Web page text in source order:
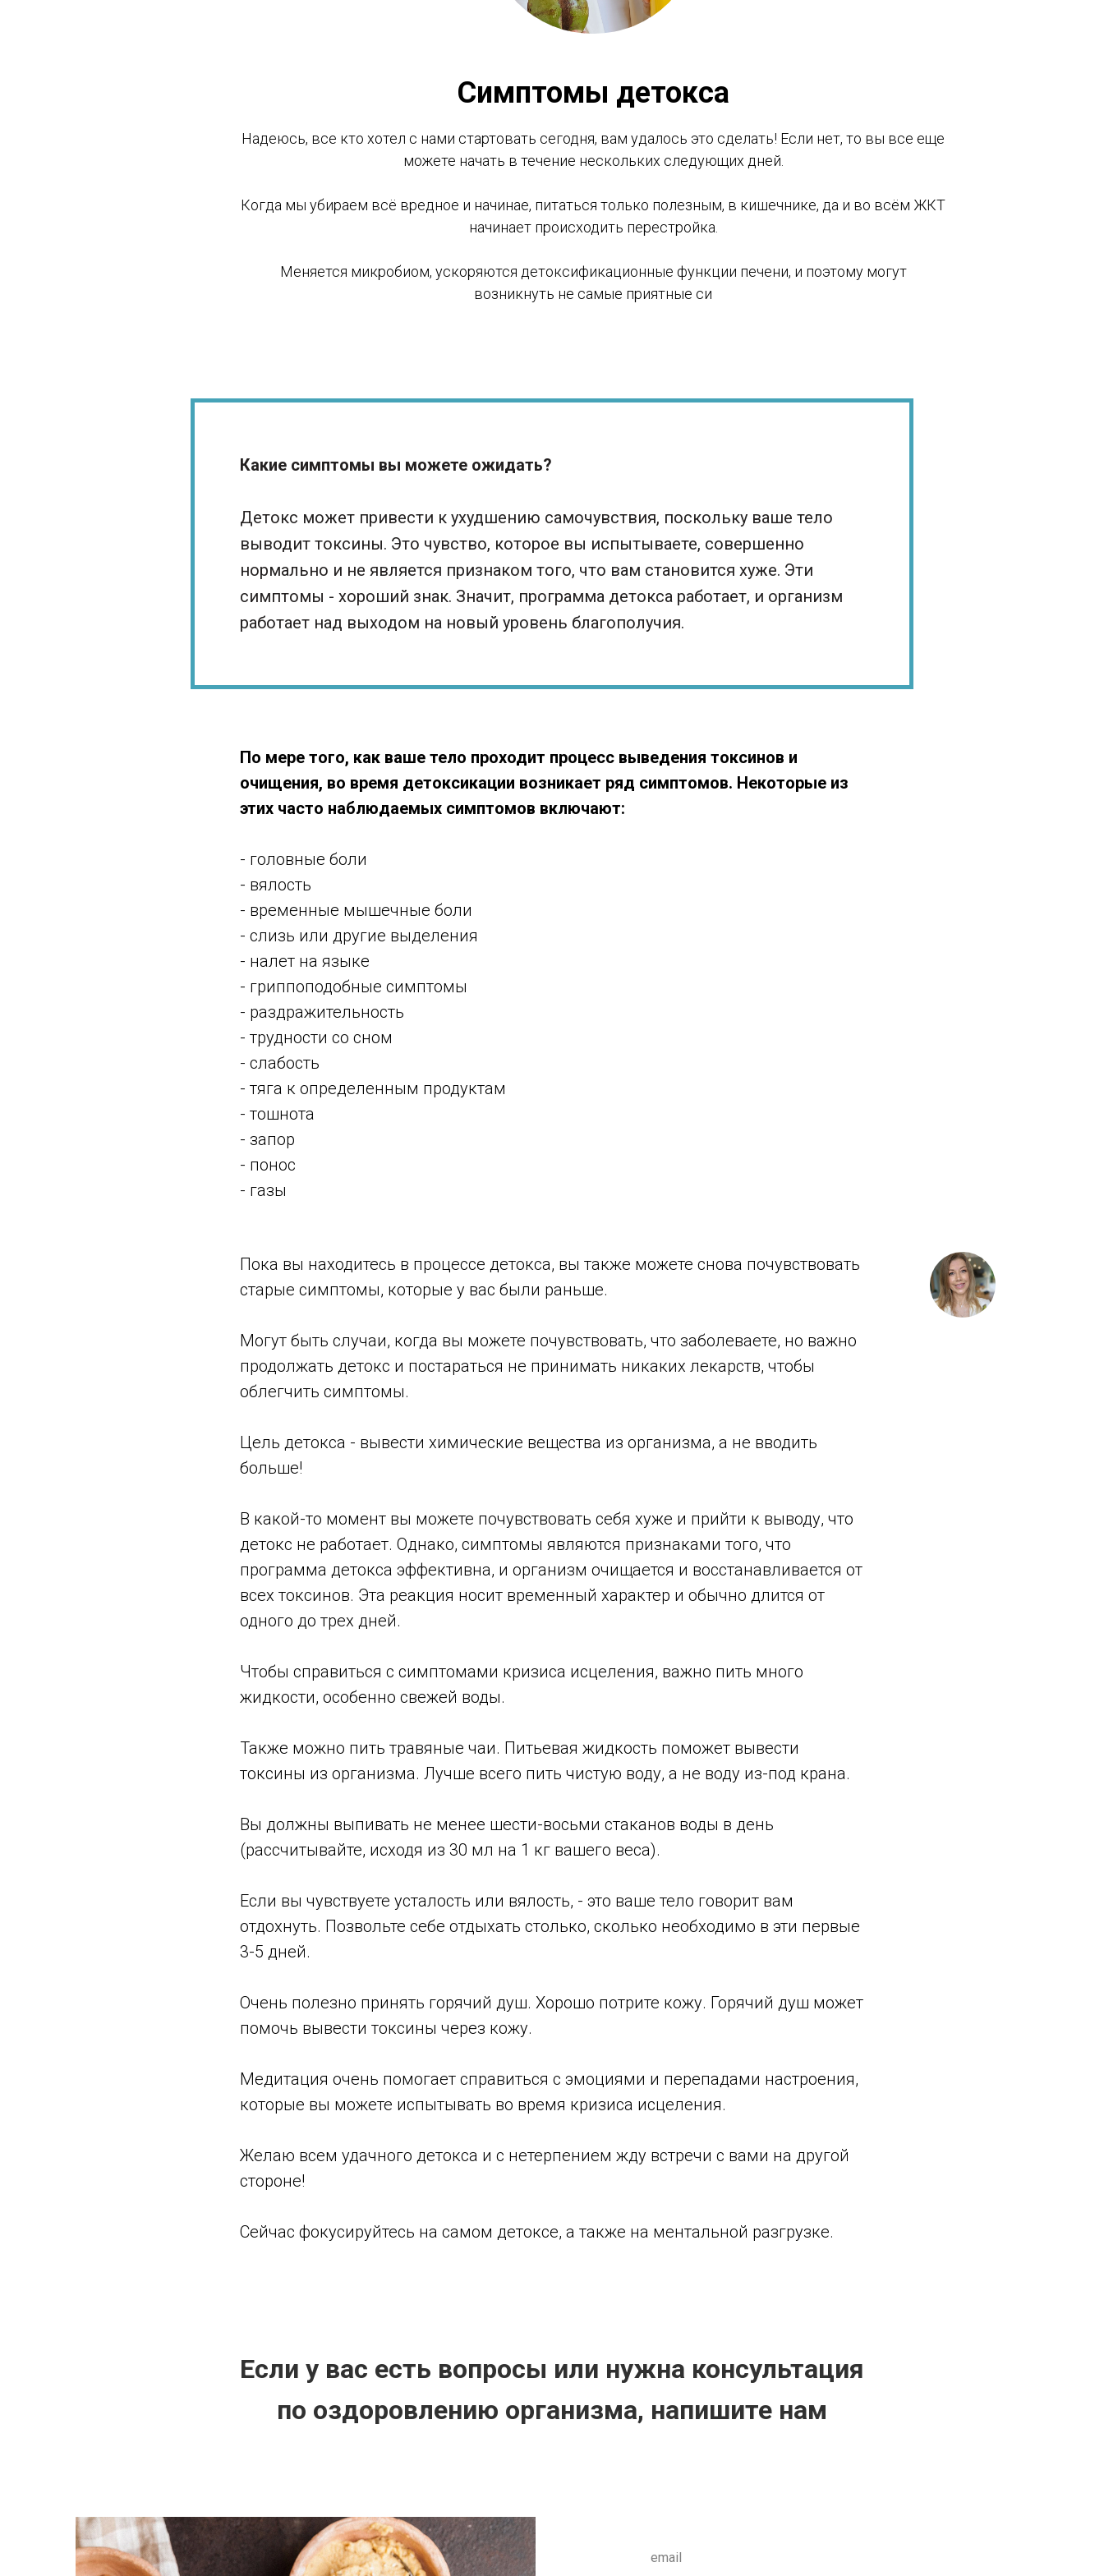
Симптомы детокса
Надеюсь, все кто хотел с нами стартовать сегодня, вам удалось это сделать! Если нет, то вы все еще
можете начать в течение нескольких следующих дней.
Когда мы убираем всё вредное и начинае, питаться только полезным, в кишечнике, да и во всём ЖКТ
начинает происходить перестройка.
Меняется микробиом, ускоряются детоксификационные функции печени, и поэтому могут
возникнуть не самые приятные си
Какие симптомы вы можете ожидать?
Детокс может привести к ухудшению самочувствия, поскольку ваше тело
выводит токсины. Это чувство, которое вы испытываете, совершенно
нормально и не является признаком того, что вам становится хуже. Эти
симптомы - хороший знак. Значит, программа детокса работает, и организм
работает над выходом на новый уровень благополучия.
По мере того, как ваше тело проходит процесс выведения токсинов и
очищения, во время детоксикации возникает ряд симптомов. Некоторые из
этих часто наблюдаемых симптомов включают:
- головные боли
- вялость
- временные мышечные боли
- слизь или другие выделения
- налет на языке
- гриппоподобные симптомы
- раздражительность
- трудности со сном
- слабость
- тяга к определенным продуктам
- тошнота
- запор
- понос
- газы
Пока вы находитесь в процессе детокса, вы также можете снова почувствовать
старые симптомы, которые у вас были раньше.
Могут быть случаи, когда вы можете почувствовать, что заболеваете, но важно
продолжать детокс и постараться не принимать никаких лекарств, чтобы
облегчить симптомы.
Цель детокса - вывести химические вещества из организма, а не вводить
больше!
В какой-то момент вы можете почувствовать себя хуже и прийти к выводу, что
детокс не работает. Однако, симптомы являются признаками того, что
программа детокса эффективна, и организм очищается и восстанавливается от
всех токсинов. Эта реакция носит временный характер и обычно длится от
одного до трех дней.
Чтобы справиться с симптомами кризиса исцеления, важно пить много
жидкости, особенно свежей воды.
Также можно пить травяные чаи. Питьевая жидкость поможет вывести
токсины из организма. Лучше всего пить чистую воду, а не воду из-под крана.
Вы должны выпивать не менее шести-восьми стаканов воды в день
(рассчитывайте, исходя из 30 мл на 1 кг вашего веса).
Если вы чувствуете усталость или вялость, - это ваше тело говорит вам
отдохнуть. Позвольте себе отдыхать столько, сколько необходимо в эти первые
3-5 дней.
Очень полезно принять горячий душ. Xорошо потрите кожу. Горячий душ может
помочь вывести токсины через кожу.
Медитация очень помогает справиться с эмоциями и перепадами настроения,
которые вы можете испытывать во время кризиса исцеления.
Желаю всем удачного детокса и с нетерпением жду встречи с вами на другой
стороне!
Сейчас фокусируйтесь на самом детоксе, а также на ментальной разгрузке.
Если у вас есть вопросы или нужна консультация
по оздоровлению организма, напишите нам